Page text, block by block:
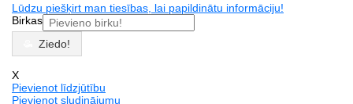
Lūdzu piešķirt man tiesības, lai papildinātu informāciju!
Birkas
Ziedo!
X
Pievienot līdzjūtību
Pievienot sludinājumu